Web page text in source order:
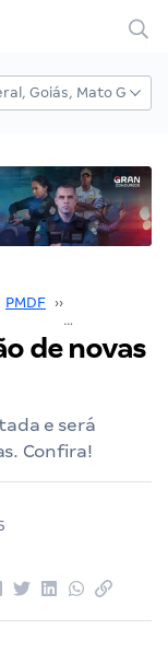
PMDF ››
de novas
e será
Confira!